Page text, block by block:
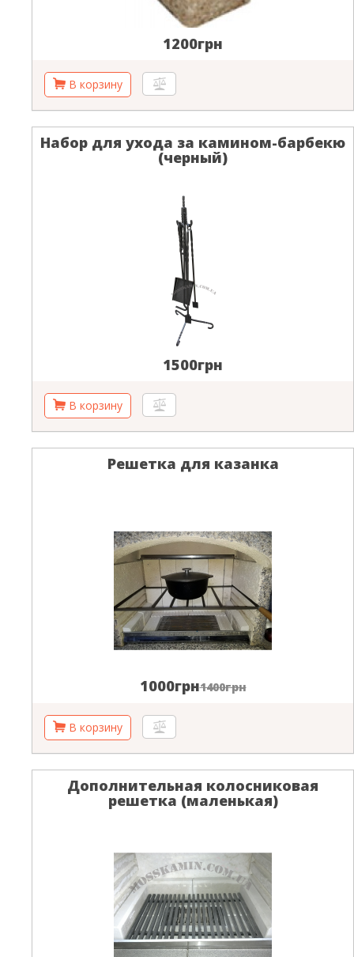
1200грн
Набор для ухода за камином-барбекю
(черный)
1500грн
Решетка для казанка
1000грн1400грн
Дополнительная колосниковая
решетка (маленькая)